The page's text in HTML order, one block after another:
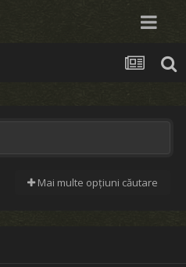
Mai multe opțiuni căutare